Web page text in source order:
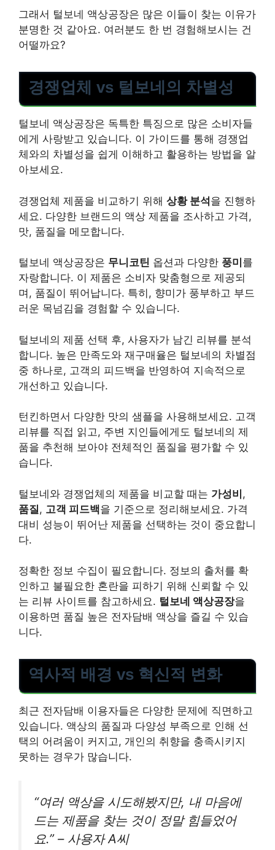
그래서 털보네 액상공장은 많은 이들이 찾는 이유가
분명한 것 같아요. 여러분도 한 번 경험해보시는 건
어떨까요?
경쟁업체 vs 털보네의 차별성
털보네 액상공장은 독특한 특징으로 많은 소비자들
에게 사랑받고 있습니다. 이 가이드를 통해 경쟁업
체와의 차별성을 쉽게 이해하고 활용하는 방법을 알
아보세요.
경쟁업체 제품을 비교하기 위해 상황 분석을 진행하
세요. 다양한 브랜드의 액상 제품을 조사하고 가격,
맛, 품질을 메모합니다.
털보네 액상공장은 무니코틴 옵션과 다양한 풍미 를
자랑합니다. 이 제품은 소비자 맞춤형으로 제공되
며, 품질이 뛰어납니다. 특히, 향미가 풍부하고 부드
러운 목넘김을 경험할 수 있습니다.
털보네의 제품 선택 후, 사용자가 남긴 리뷰를 분석
합니다. 높은 만족도와 재구매율은 털보네의 차별점
중 하나로, 고객의 피드백을 반영하여 지속적으로
개선하고 있습니다.
턴킨하면서 다양한 맛의 샘플을 사용해보세요. 고객
리뷰를 직접 읽고, 주변 지인들에게도 털보네의 제
품을 추천해 보아야 전체적인 품질을 평가할 수 있
습니다.
털보네와 경쟁업체의 제품을 비교할 때는 가성비,
품질, 고객 피드백을 기준으로 정리해보세요. 가격
대비 성능이 뛰어난 제품을 선택하는 것이 중요합니
다.
정확한 정보 수집이 필요합니다. 정보의 출처를 확
인하고 불필요한 혼란을 피하기 위해 신뢰할 수 있
는 리뷰 사이트를 참고하세요. 털보네 액상공장을
이용하면 품질 높은 전자담배 액상을 즐길 수 있습
니다.
역사적 배경 vs 혁신적 변화
최근 전자담배 이용자들은 다양한 문제에 직면하고
있습니다. 액상의 품질과 다양성 부족으로 인해 선
택의 어려움이 커지고, 개인의 취향을 충족시키지
못하는 경우가 많습니다.
“여러 액상을 시도해봤지만, 내 마음에
드는 제품을 찾는 것이 정말 힘들었어
요.” – 사용자 A씨